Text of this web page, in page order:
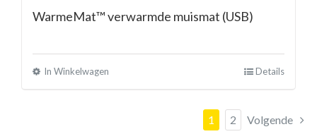
WarmeMat™ verwarmde muismat (USB)
In Winkelwagen Details
1 2 Volgende